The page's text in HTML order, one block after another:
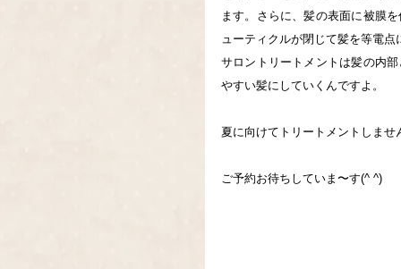
ます。さらに、髪の表面に被膜
ューティクルが閉じて髪を等電点
サロントリートメントは髪の内
やすい髪にしていくんですよ。
夏に向けてトリートメントしませ
ご予約お待ちしていま〜す(^ ^)